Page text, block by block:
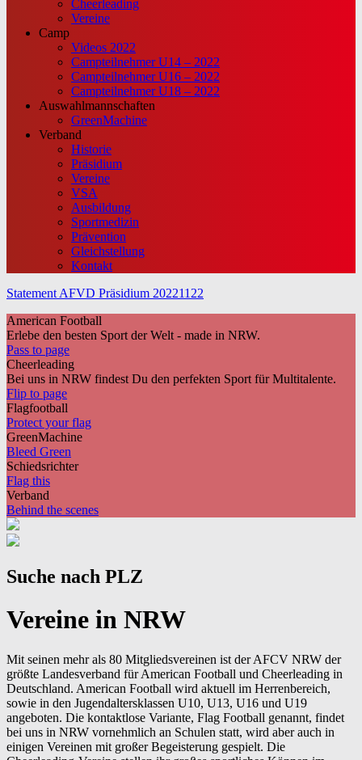
Cheerleading
Vereine
Camp
Videos 2022
Campteilnehmer U14 – 2022
Campteilnehmer U16 – 2022
Campteilnehmer U18 – 2022
Auswahlmannschaften
GreenMachine
Verband
Historie
Präsidium
Vereine
VSA
Ausbildung
Sportmedizin
Prävention
Gleichstellung
Kontakt
Statement AFVD Präsidium 20221122
American Football
Erlebe den besten Sport der Welt - made in NRW.
Pass to page
Cheerleading
Bei uns in NRW findest Du den perfekten Sport für Multitalente.
Flip to page
Flagfootball
Protect your flag
GreenMachine
Bleed Green
Schiedsrichter
Flag this
Verband
Behind the scenes
Suche nach PLZ
Vereine in NRW
Mit seinen mehr als 80 Mitgliedsvereinen ist der AFCV NRW der
größte Landesverband für American Football und Cheerleading in
Deutschland. American Football wird aktuell im Herrenbereich,
sowie in den Jugendaltersklassen U10, U13, U16 und U19
angeboten. Die kontaktlose Variante, Flag Football genannt, findet
bei uns in NRW vornehmlich an Schulen statt, wird aber auch in
einigen Vereinen mit großer Begeisterung gespielt. Die